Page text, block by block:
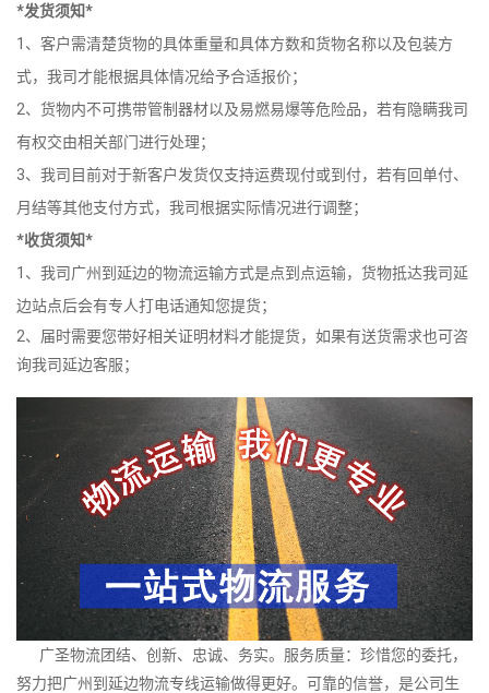
*发货须知*
1、客户需清楚货物的具体重量和具体方数和货物名称以及包装方
式，我司才能根据具体情况给予合适报价；
2、货物内不可携带管制器材以及易燃易爆等危险品，若有隐瞒我司
有权交由相关部门进行处理；
3、我司目前对于新客户发货仅支持运费现付或到付，若有回单付、
月结等其他支付方式，我司根据实际情况进行调整；
*收货须知*
1、我司广州到延边的物流运输方式是点到点运输，货物抵达我司延
边站点后会有专人打电话通知您提货；
2、届时需要您带好相关证明材料才能提货，如果有送货需求也可咨
询我司延边客服；
广圣物流团结、创新、忠诚、务实。服务质量：珍惜您的委托，
努力把广州到延边物流专线运输做得更好。可靠的信誉，是公司生